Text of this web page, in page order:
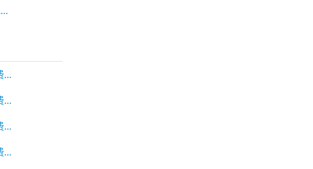
党课开讲啦│党委副书记李佳为2026届毕业生党员
地理与旅游学院科研经费绩效公示
地理与旅游学院科研经费绩效公示
地理与旅游学院科研经费绩效公示
地理与旅游学院科研经费绩效公示